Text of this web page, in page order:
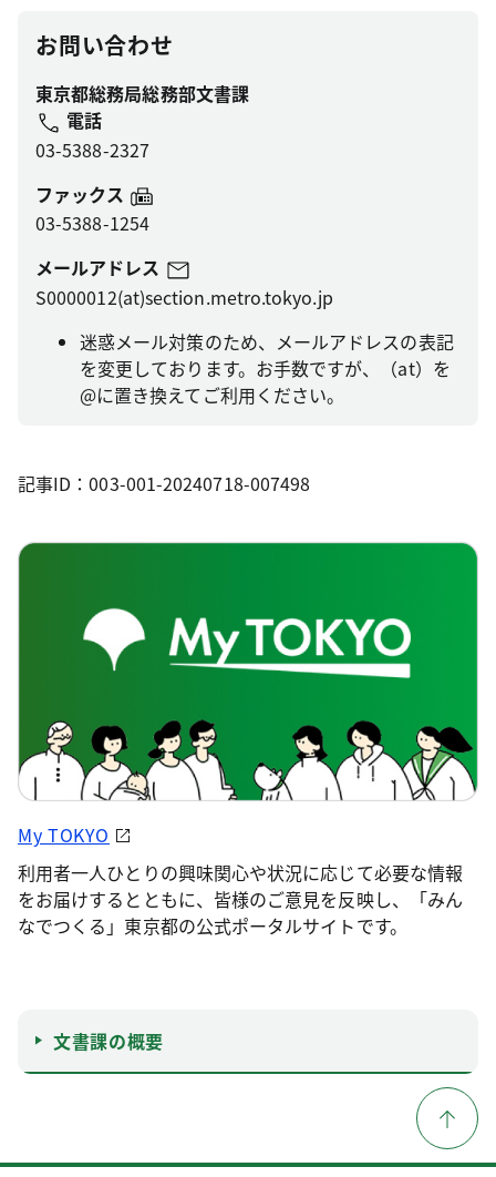
お問い合わせ
東京都総務局総務部文書課
電話
03-5388-2327
ファックス
03-5388-1254
メールアドレス
S0000012(at)section.metro.tokyo.jp
迷惑メール対策のため、メールアドレスの表記
を変更しております。お手数ですが、（at）を
@に置き換えてご利用ください。
記事ID：003-001-20240718-007498
My TOKYO
利用者一人ひとりの興味関心や状況に応じて必要な情報
をお届けするとともに、皆様のご意見を反映し、「みん
なでつくる」東京都の公式ポータルサイトです。
文書課の概要